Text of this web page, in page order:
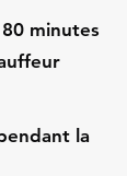
minutes
la